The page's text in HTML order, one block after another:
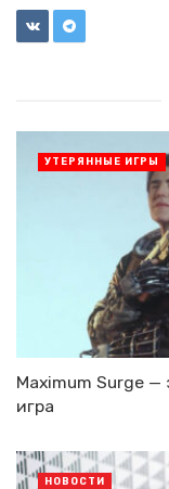
Maximum Surge —
игра
УТЕРЯННЫЕ ИГРЫ
НОВОСТИ